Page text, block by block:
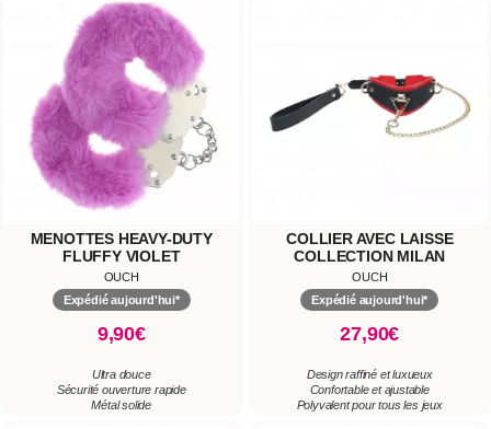
MENOTTES HEAVY-DUTY
FLUFFY VIOLET
OUCH
Expédié aujourd'hui*
9,90€
Ultra douce
Sécurité ouverture rapide
Métal solide
COLLIER AVEC LAISSE
COLLECTION MILAN
OUCH
Expédié aujourd'hui*
27,90€
Design raffiné et luxueux
Confortable et ajustable
Polyvalent pour tous les jeux